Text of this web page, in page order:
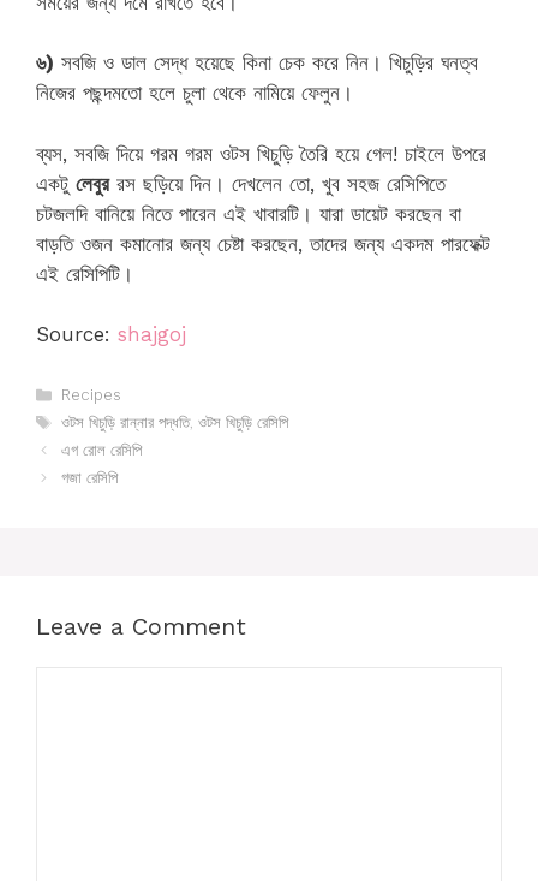
৬) সবজি ও ডাল সেদ্ধ হয়েছে কিনা চেক করে নিন। খিচুড়ির ঘনত্ব
নিজের পছন্দমতো হলে চুলা থেকে নামিয়ে ফেলুন।
ব্যস, সবজি দিয়ে গরম গরম ওটস খিচুড়ি তৈরি হয়ে গেল! চাইলে উপরে
একটু লেবুররস ছড়িয়ে দিন। দেখলেন তো, খুব সহজ রেসিপিতে
চটজলদি বানিয়ে নিতে পারেন এই খাবারটি। যারা ডায়েট করছেন বা
বাড়তি ওজন কমানোর জন্য চেষ্টা করছেন, তাদের জন্য একদম পারফেক্ট
এই রেসিপিটি।
Source: shajgoj
Categories
Recipes
Tags
ওটস খিচুড়ি রান্নার পদ্ধতি, ওটস খিচুড়ি রেসিপি
এগ রোল রেসিপি
গজা রেসিপি
Leave a Comment